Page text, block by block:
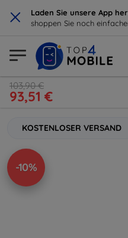
× Laden Sie unsere App
shoppen Sie noch
103,90 €
93,51 €
KOSTENLOSER VERSAND
-10%